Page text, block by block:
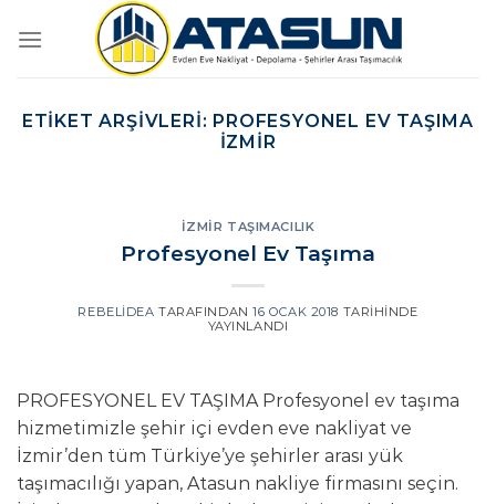
atla
ETIKET ARŞIVLERI: PROFESYONEL EV TAŞIMA
İZMIR
İZMIR TAŞIMACILIK
Profesyonel Ev Taşıma
REBELIDEA TARAFINDAN 16 OCAK 2018 TARIHINDE
YAYINLANDI
PROFESYONEL EV TAŞIMA Profesyonel ev taşıma
hizmetimizle şehir içi evden eve nakliyat ve
İzmir’den tüm Türkiye’ye şehirler arası yük
taşımacılığı yapan, Atasun nakliye firmasını seçin.